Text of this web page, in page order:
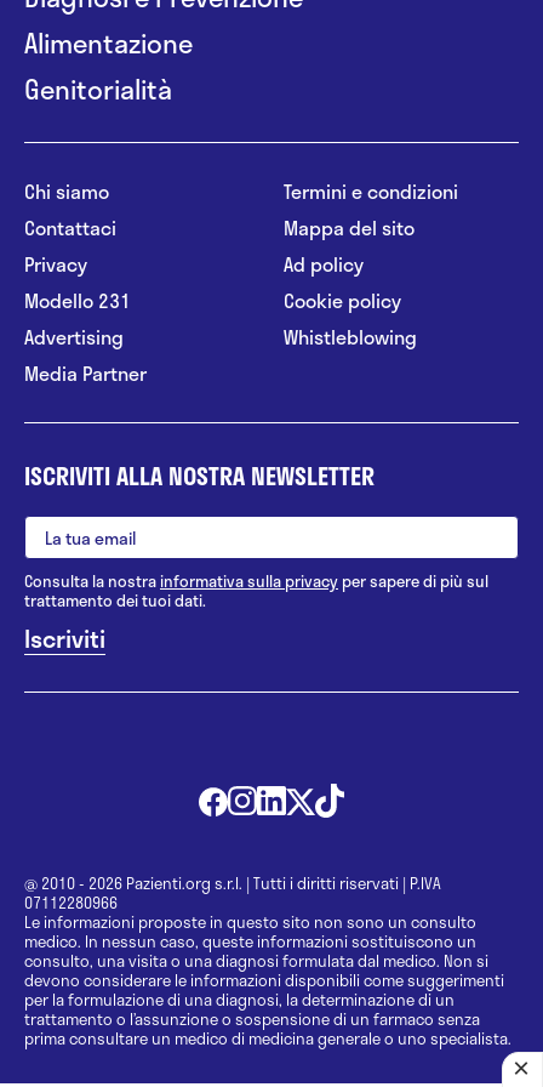
Alimentazione
Genitorialità
Chi siamo
Contattaci
Privacy
Modello 231
Advertising
Media Partner
Termini e condizioni
Mappa del sito
Ad policy
Cookie policy
Whistleblowing
ISCRIVITI ALLA NOSTRA NEWSLETTER
Consulta la nostrainformativa sulla privacy per sapere di più sul
trattamento dei tuoi dati.
@ 2010 - 2026 Pazienti.org s.r.l. | Tutti i diritti riservati | P.IVA
07112280966
Le informazioni proposte in questo sito non sono un consulto
medico. In nessun caso, queste informazioni sostituiscono un
consulto, una visita o una diagnosi formulata dal medico. Non si
devono considerare le informazioni disponibili come suggerimenti
per la formulazione di una diagnosi, la determinazione di un
trattamento o l’assunzione o sospensione di un farmaco senza
prima consultare un medico di medicina generale o uno specialista.